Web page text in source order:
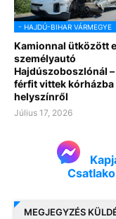
- HAJDÚ-BIHAR VÁRMEGYE
Kamionnal ütközött
személyautó
Hajdúszoboszlónál
férfit vittek kórházba
helyszínről
Július 17, 2026
MEGJEGYZÉS